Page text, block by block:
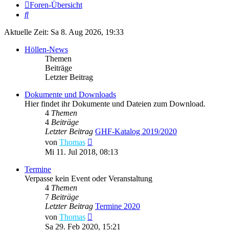
Foren-Übersicht
Suche
Aktuelle Zeit: Sa 8. Aug 2026, 19:33
Höllen-News
Themen
Beiträge
Letzter Beitrag
Dokumente und Downloads
Hier findet ihr Dokumente und Dateien zum Download.
4 Themen
4 Beiträge
Letzter Beitrag GHF-Katalog 2019/2020
von Thomas
Beitrag
Mi 11. Jul 2018, 08:13
Termine
Verpasse kein Event oder Veranstaltung
4 Themen
7 Beiträge
Letzter Beitrag Termine 2020
von Thomas
Beitrag
Sa 29. Feb 2020, 15:21